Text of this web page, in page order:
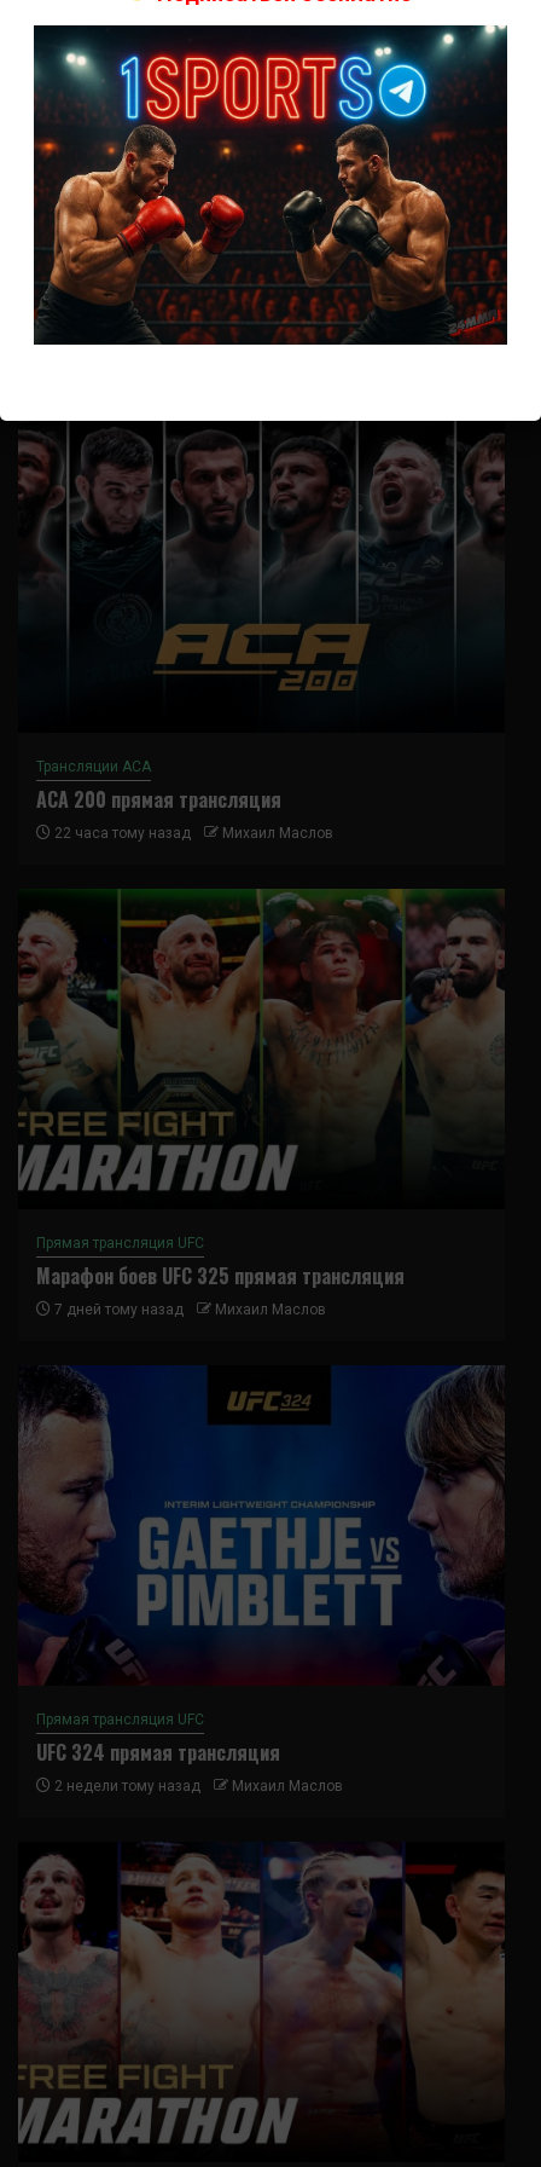
А как смотреть с ноутбука?
Анонимно кРасписание боев UFC
Кусок говна ты, существом даже нельзя ,такое как ты назвать!
АнонимнокКонор МакГрегор
УЧ
АнонимнокРэнди Браун — Николас Далби
не запускается ни один бой, реклама есть, а когда
заканчивается начинается загрузка видео длиною в жизнь.
Исправьте пожалуйста
Трансляции ACA
ACA 200 прямая трансляция
22 часа тому назад Михаил Маслов
Прямая трансляция UFC
Марафон боев UFC 325 прямая трансляция
7 дней тому назад Михаил Маслов
Прямая трансляция UFC
UFC 324 прямая трансляция
2 недели тому назад Михаил Маслов